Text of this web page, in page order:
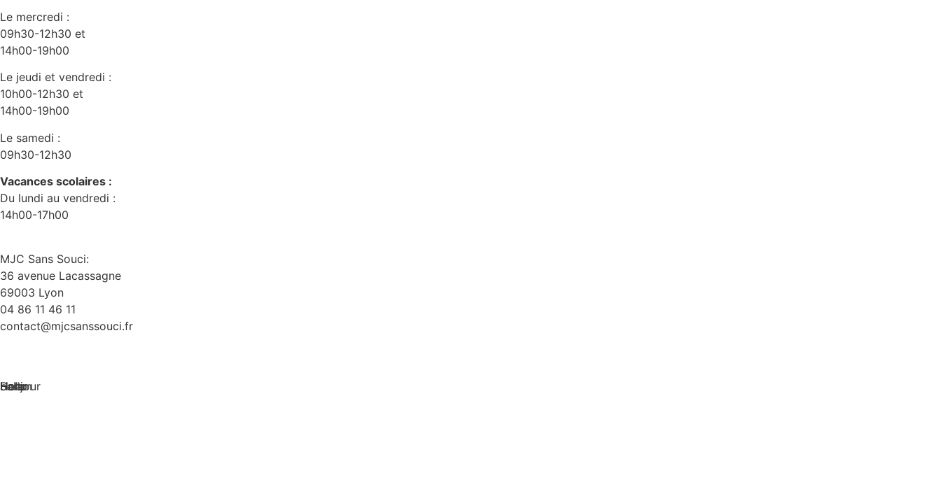
Le mercredi :
09h30-12h30 et
14h00-19h00
Le jeudi et vendredi :
10h00-12h30 et
14h00-19h00
Le samedi :
09h30-12h30
Vacances scolaires :
Du lundi au vendredi :
14h00-17h00
MJC Sans Souci:
36 avenue Lacassagne
69003 Lyon
04 86 11 46 11
contact@mjcsanssouci.fr
Hola
bonjour
Hello
Salam